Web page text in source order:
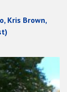
Kris Brown,